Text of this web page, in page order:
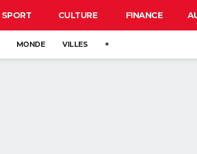
SPORT CULTURE FINANCE
MONDE VILLES +